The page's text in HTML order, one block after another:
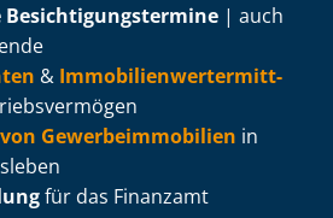
| auch
& Im­mo­bi­li­en­wert­ermitt­
Ge­wer­be­im­mo­bi­li­en in
für das Finanzamt